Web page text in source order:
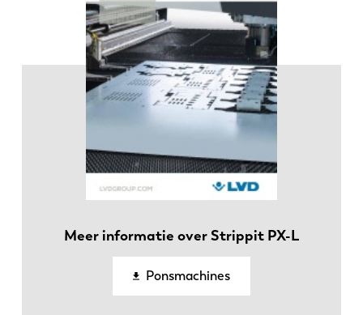
Meer informatie over Strippit PX-L
Ponsmachines
EN-US
IT
PT-PT
SK
KO CN